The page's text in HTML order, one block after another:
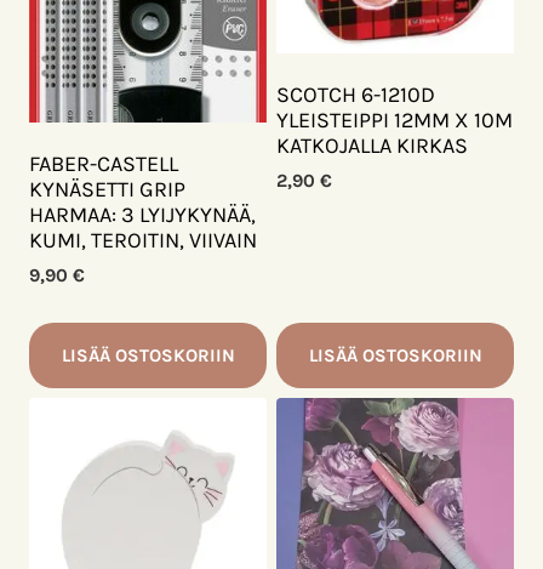
FABER-CASTELL
KYNÄSETTI GRIP
HARMAA: 3 LYIJYKYNÄÄ,
KUMI, TEROITIN, VIIVAIN
9,90 €
LISÄÄ OSTOSKORIIN
SCOTCH 6-1210D
YLEISTEIPPI 12MM X 10M
KATKOJALLA KIRKAS
2,90 €
LISÄÄ OSTOSKORIIN